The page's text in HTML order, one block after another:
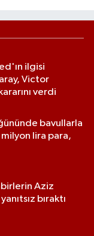
ilgisi
Victor
verdi
bavullarla
milyon lira para,
Aziz
bıraktı